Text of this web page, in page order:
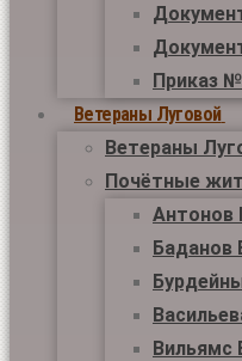
Приказ
Ветераны Луговой
Ветераны
Почётные
Антонов
Баданов
Вильямс